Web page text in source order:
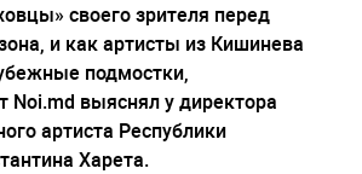
своего зрителя перед
и как артисты из Кишинева
подмостки,
Noi.md выяснял у директора
артиста Республики
Харета.